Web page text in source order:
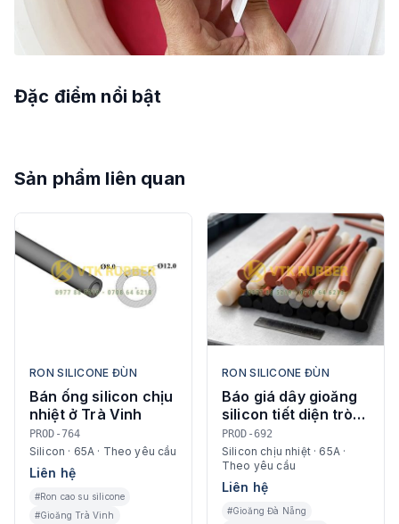
Đặc điểm nổi bật
Sản phẩm liên quan
RON SILICONE ĐÙN
Bán ống silicon chịu
nhiệt ở Trà Vinh
PROD-764
Silicon · 65A · Theo yêu cầu
Liên hệ
#Ron cao su silicone
#Gioăng Trà Vinh
RON SILICONE ĐÙN
Báo giá dây gioăng
silicon tiết diện tròn
màu đỏ ở Quảng
Ngãi
PROD-692
Silicon chịu nhiệt · 65A ·
Theo yêu cầu
Liên hệ
#Gioăng Đà Nẵng